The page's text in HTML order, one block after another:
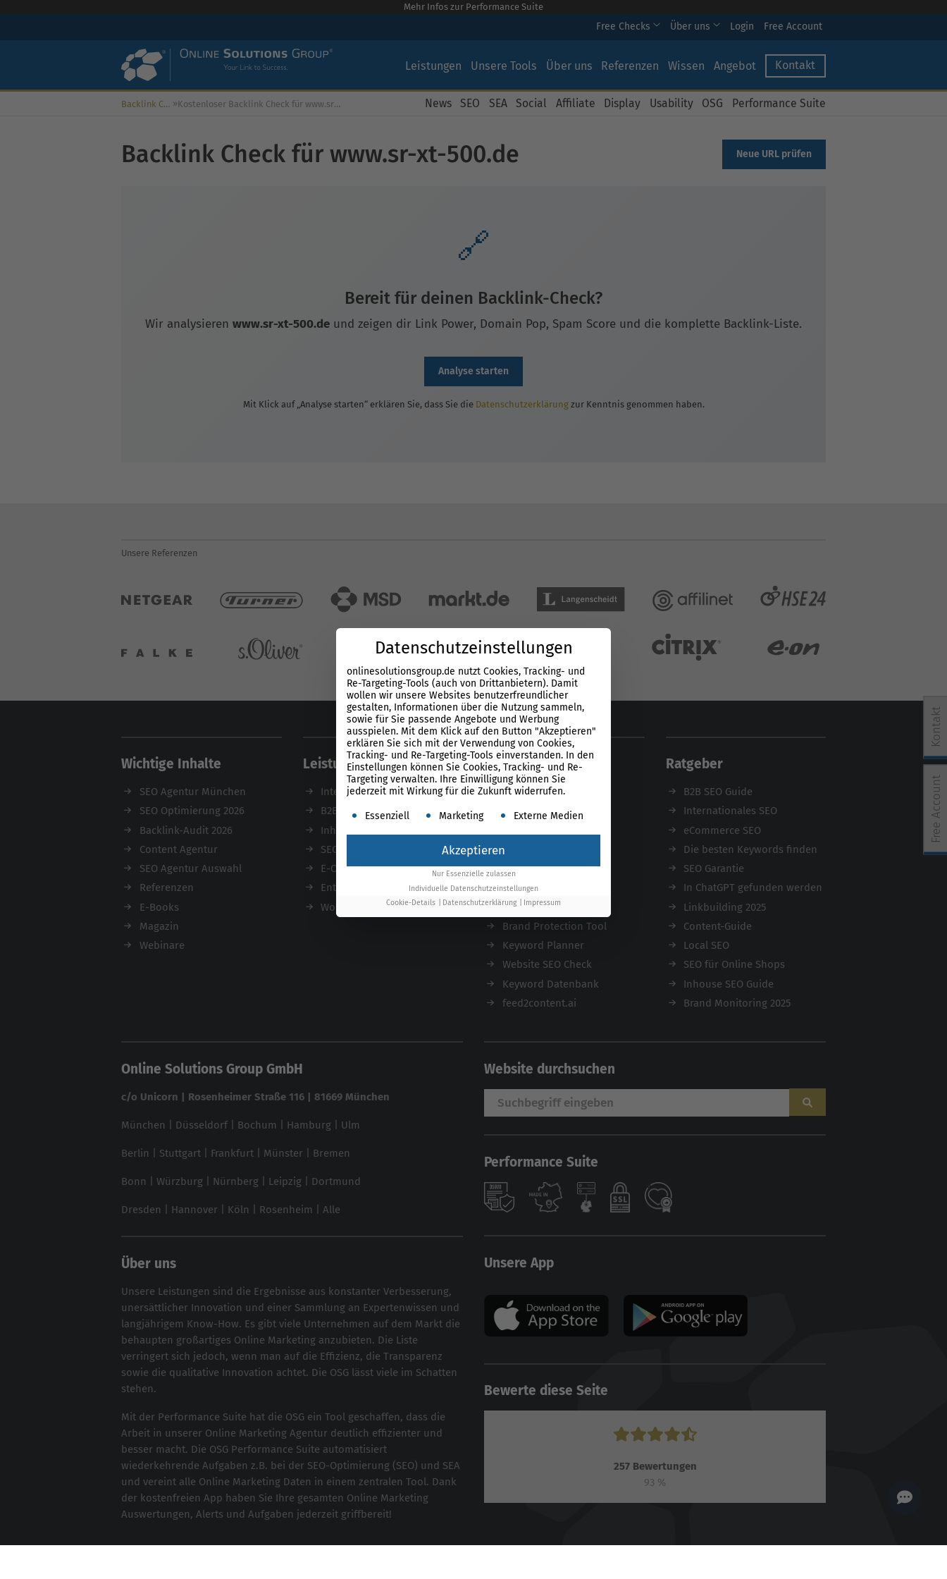
Mehr Infos zur Performance Suite
Free Checks Über uns Login Free Account
Leistungen Unsere Tools Über uns Referenzen Wissen Angebot Kontakt
Backlink Check » Kostenloser Backlink Check für www.sr-xt-500.de News SEO SEA Social Affiliate Display Usability OSG Performance Suite
Backlink Check für www.sr-xt-500.de Neue URL prüfen
🔗
Bereit für deinen Backlink-Check?
Wir analysieren www.sr-xt-500.de und zeigen dir Link Power, Domain Pop, Spam Score und die komplette Backlink-Liste.
Analyse starten
Mit Klick auf „Analyse starten“ erklären Sie, dass Sie die Datenschutzerklärungzur Kenntnis genommen haben.
Unsere Referenzen
Wichtige Inhalte
SEO Agentur München
SEO Optimierung 2026
Backlink-Audit 2026
Content Agentur
SEO Agentur Auswahl
Referenzen
E-Books
Magazin
Webinare
Leistungen
Internationale SEO Agentur
B2B SEO Agentur
Inhouse SEO Agentur
SEO Audit
E-Commerce SEO Agentur
Enterprise SEO Agentur
Workshops
Tools
Unser Tool
Product-Feed-CMS
Content Tool
Enterprise SEO Tool
Backlink-Check
Ladezeiten-Check
Brand Protection Tool
Keyword Planner
Website SEO Check
Keyword Datenbank
feed2content.ai
Ratgeber
B2B SEO Guide
Internationales SEO
eCommerce SEO
Die besten Keywords finden
SEO Garantie
In ChatGPT gefunden werden
Linkbuilding 2025
Content-Guide
Local SEO
SEO für Online Shops
Inhouse SEO Guide
Brand Monitoring 2025
Online Solutions Group GmbH
c/o Unicorn | Rosenheimer Straße 116 | 81669 München
München Düsseldorf| Bochum Hamburg Ulm
Berlin Stuttgart Frankfurt Münster Bremen
Bonn Würzburg Nürnberg Leipzig Dortmund
Dresden Hannover Köln Rosenheim Alle
Über uns
Unsere Leistungen sind die Ergebnisse aus konstanter Verbesserung,
unersättlicher Innovation und einer Sammlung an Expertenwissen und
langjährigem Know-How. Es gibt viele Unternehmen auf dem Markt die
behaupten großartiges Online Marketing anzubieten. Die Liste
verringert sich jedoch, wenn man auf die Effizienz, die Transparenz
sowie die qualitative Innovation achtet. Die OSG lässt viele im Schatten
stehen.
Mit der Performance Suite hat die OSG ein Tool geschaffen, dass die
Arbeit in unserer Online Marketing Agentur deutlich effizienter und
besser macht. Die OSG Performance Suite automatisiert
wiederkehrende Aufgaben z.B. bei der SEO-Optimierung (SEO) und SEA
und vereint alle Online Marketing Daten in einem zentralen Tool. Dank
der kostenfreien App haben Sie Ihre gesamten Online Marketing
Auswertungen, Alerts und Aufgaben jederzeit griffbereit!
Website durchsuchen
Performance Suite
Unsere App
Bewerte diese Seite
257Bewertungen
93 %
Free Account
Kontakt
Datenschutzeinstellungen
onlinesolutionsgroup.de nutzt Cookies, Tracking- und
Re-Targeting-Tools (auch von Drittanbietern). Damit
wollen wir unsere Websites benutzerfreundlicher
gestalten, Informationen über die Nutzung sammeln,
sowie für Sie passende Angebote und Werbung
ausspielen. Mit dem Klick auf den Button "Akzeptieren"
erklären Sie sich mit der Verwendung von Cookies,
Tracking- und Re-Targeting-Tools einverstanden. In den
Einstellungen können Sie Cookies, Tracking- und Re-
Targeting verwalten. Ihre Einwilligung können Sie
jederzeit mit Wirkung für die Zukunft widerrufen.
Es folgt eine Liste der Service-Gruppen, für die eine Einwilligung erteilt werden kann. Die erste Service-
Essenziell Marketing Externe Medien
Akzeptieren
Nur Essenzielle zulassen
Individuelle Datenschutzeinstellungen
Cookie-Details
Datenschutzerklärung Impressum